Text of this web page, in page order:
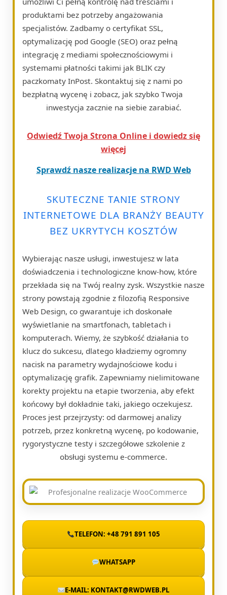
produktami bez potrzeby angażowania
specjalistów. Zadbamy o certyfikat SSL,
optymalizację pod Google (SEO) oraz pełną
integrację z mediami społecznościowymi i
systemami płatności takimi jak BLIK czy
paczkomaty InPost. Skontaktuj się z nami po
bezpłatną wycenę i zobacz, jak szybko Twoja
inwestycja zacznie na siebie zarabiać.
Odwiedź Twoja Strona Online i dowiedz się
więcej
Sprawdź nasze realizacje na RWD Web
SKUTECZNE TANIE STRONY
INTERNETOWE DLA BRANŻY BEAUTY
BEZ UKRYTYCH KOSZTÓW
Wybierając nasze usługi, inwestujesz w lata
doświadczenia i technologiczne know-how, które
przekłada się na Twój realny zysk. Wszystkie nasze
strony powstają zgodnie z filozofią Responsive
Web Design, co gwarantuje ich doskonałe
wyświetlanie na smartfonach, tabletach i
komputerach. Wiemy, że szybkość działania to
klucz do sukcesu, dlatego kładziemy ogromny
nacisk na parametry wydajnościowe kodu i
optymalizację grafik. Zapewniamy nielimitowane
korekty projektu na etapie tworzenia, aby efekt
końcowy był dokładnie taki, jakiego oczekujesz.
Proces jest przejrzysty: od darmowej analizy
potrzeb, przez konkretną wycenę, po kodowanie,
rygorystyczne testy i szczegółowe szkolenie z
obsługi systemu e-commerce.
TELEFON: +48 791 891 105
WHATSAPP
E-MAIL: KONTAKT@RWDWEB.PL